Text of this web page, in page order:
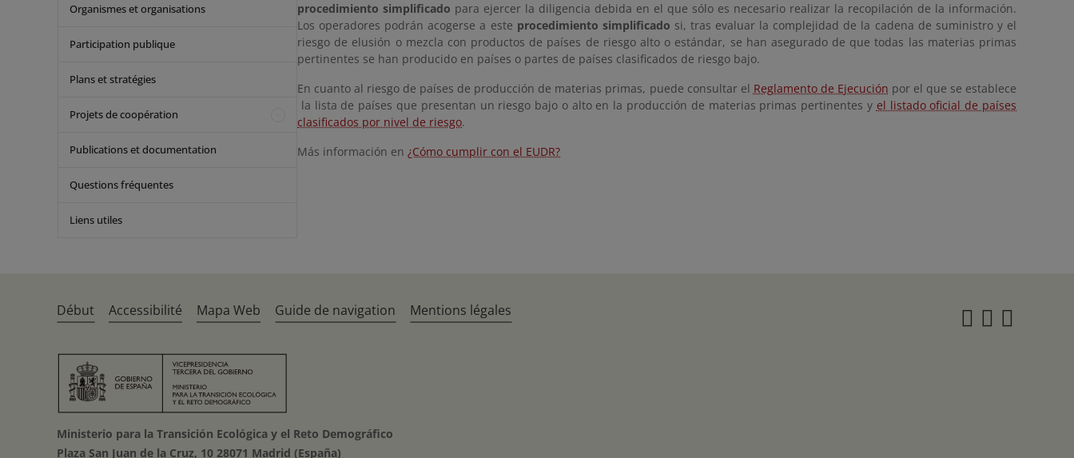
Organismes et organisations
Participation publique
Plans et stratégies
Projets de coopération
Publications et documentation
Questions fréquentes
Liens utiles
procedimiento simplificado para ejercer la diligencia debida en el que sólo es necesario realizar la recopilación de la información.
Los operadores podrán acogerse a este procedimiento simplificado si, tras evaluar la complejidad de la cadena de suministro y el
riesgo de elusión o mezcla con productos de países de riesgo alto o estándar, se han asegurado de que todas las materias primas
pertinentes se han producido en países o partes de países clasificados de riesgo bajo.
En cuanto al riesgo de países de producción de materias primas, puede consultar el Reglamento de Ejecución por el que se establece
la lista de países que presentan un riesgo bajo o alto en la producción de materias primas pertinentes y el listado oficial de países
clasificados por nivel de riesgo.
Más información en ¿Cómo cumplir con el EUDR?
Début Accessibilité Mapa Web Guide de navigation Mentions légales Twitter
Ministerio para la Transición Ecológica y el Reto Demográfico
Plaza San Juan de la Cruz, 10 28071 Madrid (España)